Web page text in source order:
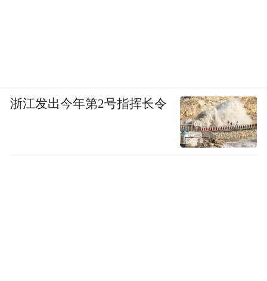
浙江发出今年第2号指挥长令